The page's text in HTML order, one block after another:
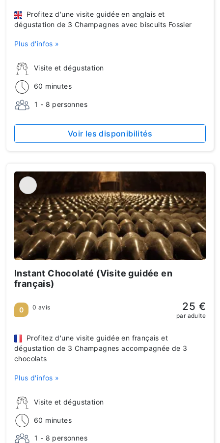
Visite et dégustation
60 minutes
1 - 8 personnes
Profitez d'une visite guidée en anglais et
dégustation de 3 Champagnes avec biscuits Fossier
Plus d'infos »
Voir les disponibilités
Instant Chocolaté (Visite guidée en
français)
Visite et dégustation
60 minutes
1 - 8 personnes
Profitez d'une visite guidée en français et
dégustation de 3 Champagnes accompagnée de 3
chocolats
Plus d'infos »
0 0 avis 25 €
par adulte